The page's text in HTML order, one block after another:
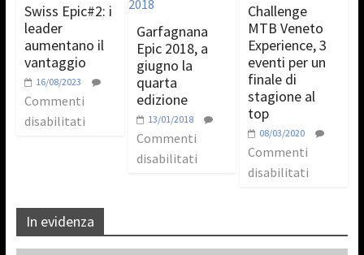
Swiss Epic#2: i
leader
aumentano il
vantaggio
16/08/2023
Commenti
disabilitati
Garfagnana
Epic 2018, a
giugno la
quarta
edizione
13/01/2018
Commenti
disabilitati
Challenge
MTB Veneto
Experience, 3
eventi per un
finale di
stagione al
top
08/03/2020
Commenti
disabilitati
In evidenza